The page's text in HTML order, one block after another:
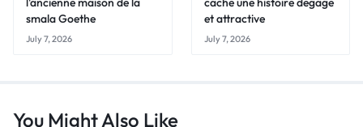
smala Goethe
July 7, 2026
et attractive
July 7, 2026
You Might Also Like